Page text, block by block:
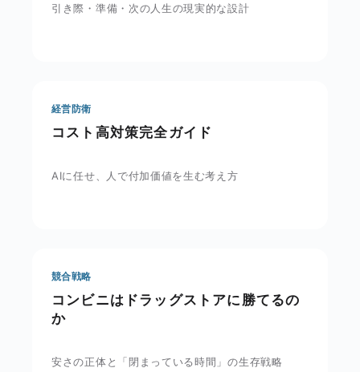
引き際・準備・次の人生の現実的な設計
経営防衛
コスト高対策完全ガイド
AIに任せ、人で付加価値を生む考え方
競合戦略
コンビニはドラッグストアに勝てるの
か
安さの正体と「閉まっている時間」の生存戦略